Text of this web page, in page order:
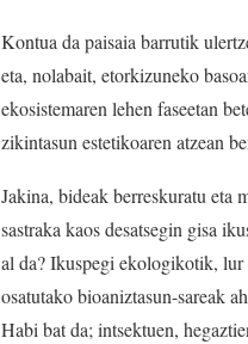
Kontua da paisaia barrutik
eta, nolabait, etorkizuneko
ekosistemaren lehen faseetan
zikintasun estetikoaren atzean
Jakina, bideak berreskuratu eta
sastraka kaos desatsegin gisa
al da? Ikuspegi ekologikotik,
osatutako bioaniztasun-sareak
Habi bat da; intsektuen,